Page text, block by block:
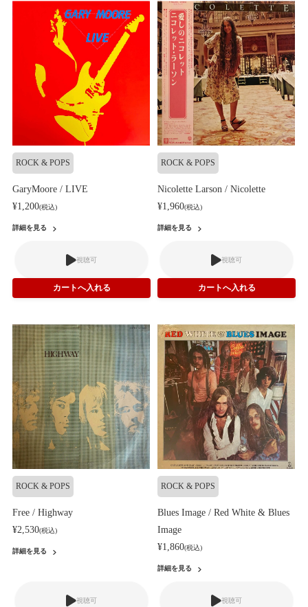
ROCK & POPS
GaryMoore / LIVE
¥1,200(税込)
詳細を見る
視聴可
ROCK & POPS
Nicolette Larson / Nicolette
¥1,960(税込)
詳細を見る
視聴可
ROCK & POPS
Free / Highway
¥2,530(税込)
詳細を見る
視聴可
ROCK & POPS
Blues Image / Red White & Blues
Image
¥1,860(税込)
詳細を見る
視聴可